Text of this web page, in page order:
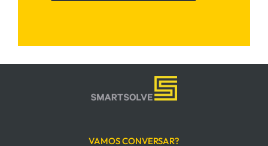
VAMOS CONVERSAR?